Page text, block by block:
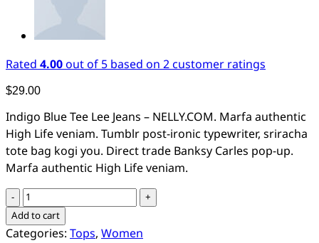
Rated4.00out of 5 based on2customer ratings
$29.00
Indigo Blue Tee Lee Jeans – NELLY.COM. Marfa authentic
High Life veniam. Tumblr post-ironic typewriter, sriracha
tote bag kogi you. Direct trade Banksy Carles pop-up.
Marfa authentic High Life veniam.
Indigo
Blue
Tee
Lee
Add to cart
Categories: Tops, Women